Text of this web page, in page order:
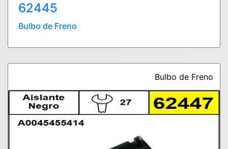
62445
Bulbo de Freno
Bulbo de Freno